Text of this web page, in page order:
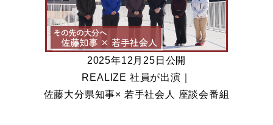
2025年12月25日公開
REALIZE 社員が出演｜
佐藤大分県知事× 若手社会人 座談会番組